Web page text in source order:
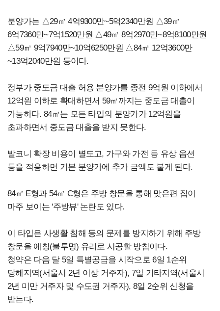
분양가는 △29㎡ 4억9300만~5억2340만원 △39㎡
6억7360만~7억1520만원 △49㎡ 8억2970만~8억8100만원
△59㎡ 9억7940만~10억6250만원 △84㎡ 12억3600만
~13억2040만원 등이다.
정부가 중도금 대출 허용 분양가를 종전 9억원 이하에서
12억원 이하로 확대하면서 59㎡까지는 중도금 대출이
가능하다. 84㎡는 모든 타입의 분양가가 12억원을
초과하면서 중도금 대출을 받지 못한다.
발코니 확장 비용이 별도고, 가구와 가전 등 유상 옵션
등을 적용하면 기본 분양가에 추가 금액도 붙게 된다.
84㎡ E형과 54㎡ C형은 주방 창문을 통해 맞은편 집이
마주 보이는 '주방뷰' 논란도 있다.
이 타입은 사생활 침해 등의 문제를 방지하기 위해 주방
창문을 에칭(불투명) 유리로 시공할 방침이다.
청약은 다음 달 5일 특별공급을 시작으로 6일 1순위
당해지역(서울시 2년 이상 거주자), 7일 기타지역(서울시
2년 미만 거주자 및 수도권 거주자), 8일 2순위 신청을
받는다.